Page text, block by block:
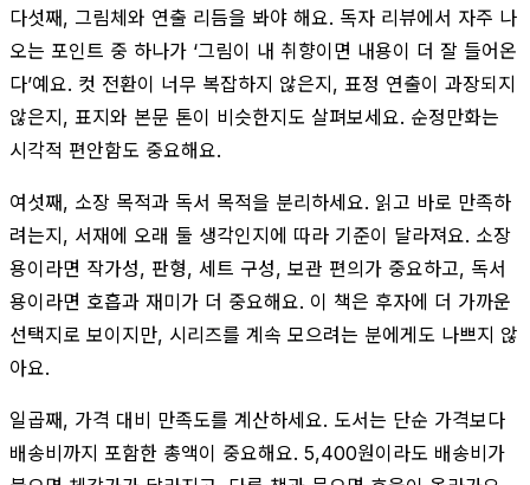
다섯째, 그림체와 연출 리듬을 봐야 해요. 독자 리뷰에서 자주 나
오는 포인트 중 하나가 ‘그림이 내 취향이면 내용이 더 잘 들어온
다’예요. 컷 전환이 너무 복잡하지 않은지, 표정 연출이 과장되지
않은지, 표지와 본문 톤이 비슷한지도 살펴보세요. 순정만화는
시각적 편안함도 중요해요.
여섯째, 소장 목적과 독서 목적을 분리하세요. 읽고 바로 만족하
려는지, 서재에 오래 둘 생각인지에 따라 기준이 달라져요. 소장
용이라면 작가성, 판형, 세트 구성, 보관 편의가 중요하고, 독서
용이라면 호흡과 재미가 더 중요해요. 이 책은 후자에 더 가까운
선택지로 보이지만, 시리즈를 계속 모으려는 분에게도 나쁘지 않
아요.
일곱째, 가격 대비 만족도를 계산하세요. 도서는 단순 가격보다
배송비까지 포함한 총액이 중요해요. 5,400원이라도 배송비가